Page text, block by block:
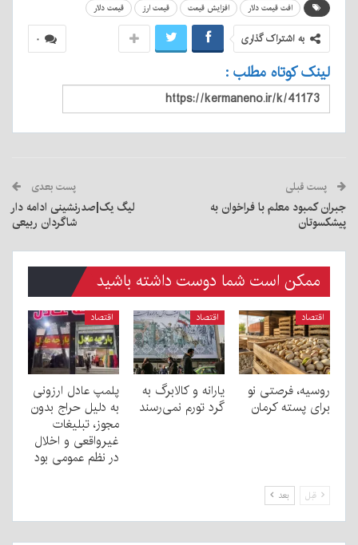
افت قیمت دلار افزایش قیمت قیمت ارز قیمت دلار
۰ به اشتراک گذاری
لینک کوتاه مطلب :
پست قبلی
جبران کمبود معلم با فراخوان به
پیشکسوتان
پست بعدی
لیگ یک|صدرنشینی ادامه دار
شاگردان ربیعی
ممکن است شما دوست داشته باشید
اقتصاد
روسیه، فرصتی نو
برای پسته کرمان
اقتصاد
یارانه و کالابرگ به
گرد تورم نمی‌رسند
اقتصاد
پلمپ عادل ارزونی
به دليل حراج بدون
مجوز، تبليغات
غیرواقعی و اخلال
در نظم عمومی بود
قبل بعد